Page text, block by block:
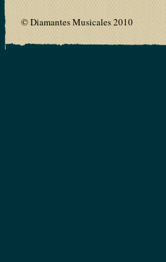
© Diamantes Musicales 2010